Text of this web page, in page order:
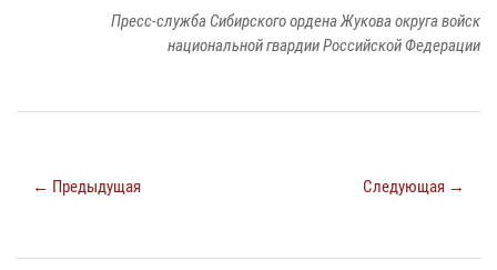
Пресс-служба Сибирского ордена Жукова округа войск
национальной гвардии Российской Федерации
← Предыдущая Следующая →